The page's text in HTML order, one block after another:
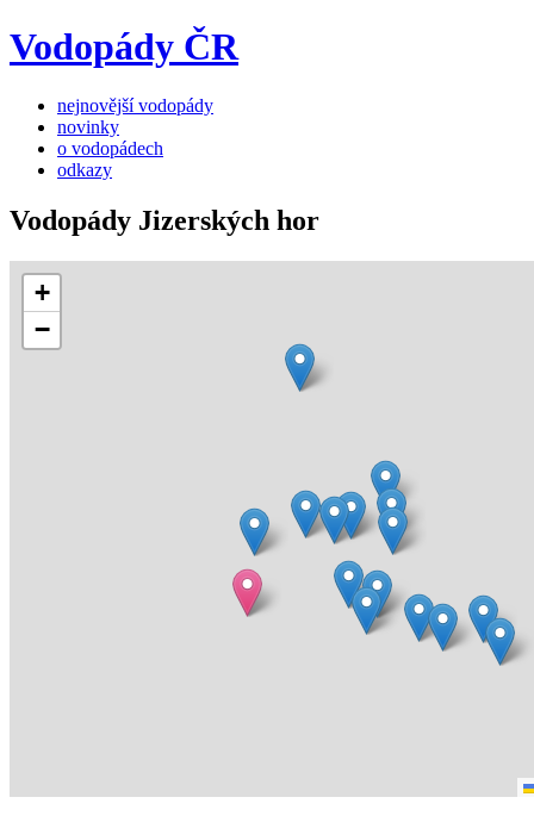
Vodopády ČR
nejnovější vodopády
novinky
o vodopádech
odkazy
Vodopády Jizerských hor
+
−